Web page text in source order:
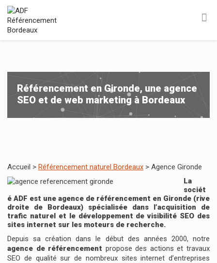
Référencement en Gironde, une agence
SEO et de web marketing à Bordeaux
Accueil > Référencement naturel Bordeaux > Agence Gironde
La
sociét
é ADF est une agence de référencement en Gironde (rive
droite de Bordeaux) spécialisée dans l’acquisition de
trafic naturel et le développement de visibilité SEO des
sites internet sur les moteurs de recherche.
Depuis sa création dans le début des années 2000, notre
agence de référencement propose des actions et travaux
SEO de qualité sur de nombreux sites internet d’entreprises